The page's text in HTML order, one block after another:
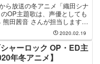
ら放送の冬アニメ「織田シナ
OP主題歌は、声優としても
熊田茜音 さんが担当します。
タイトルは「Sunny Sunny
。熊田茜音さんのCDは、
日（水）に発売...
2020.02.19
ャーロック OP・ED主
年冬アニメ】